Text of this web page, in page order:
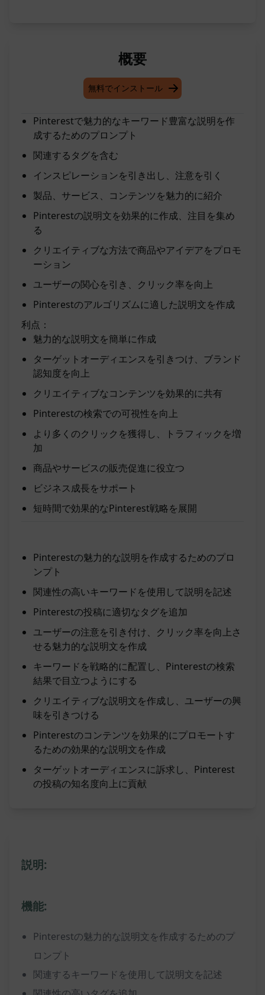
概要
無料でインストール
Pinterestで魅力的なキーワード豊富な説明を作
成するためのプロンプト
関連するタグを含む
インスピレーションを引き出し、注意を引く
製品、サービス、コンテンツを魅力的に紹介
Pinterestの説明文を効果的に作成、注目を集め
る
クリエイティブな方法で商品やアイデアをプロモ
ーション
ユーザーの関心を引き、クリック率を向上
Pinterestのアルゴリズムに適した説明文を作成
利点：
魅力的な説明文を簡単に作成
ターゲットオーディエンスを引きつけ、ブランド
認知度を向上
クリエイティブなコンテンツを効果的に共有
Pinterestの検索での可視性を向上
より多くのクリックを獲得し、トラフィックを増
加
商品やサービスの販売促進に役立つ
ビジネス成長をサポート
短時間で効果的なPinterest戦略を展開
Pinterestの魅力的な説明を作成するためのプロ
ンプト
関連性の高いキーワードを使用して説明を記述
Pinterestの投稿に適切なタグを追加
ユーザーの注意を引き付け、クリック率を向上さ
せる魅力的な説明文を作成
キーワードを戦略的に配置し、Pinterestの検索
結果で目立つようにする
クリエイティブな説明文を作成し、ユーザーの興
味を引きつける
Pinterestのコンテンツを効果的にプロモートす
るための効果的な説明文を作成
ターゲットオーディエンスに訴求し、Pinterest
の投稿の知名度向上に貢献
説明:
機能:
Pinterestの魅力的な説明文を作成するためのプ
ロンプト
関連するキーワードを使用して説明文を記述